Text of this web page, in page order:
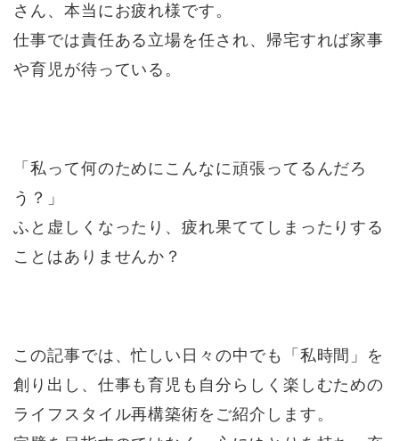
さん、本当にお疲れ様です。
仕事では責任ある立場を任され、帰宅すれば家事
や育児が待っている。
「私って何のためにこんなに頑張ってるんだろ
う？」
ふと虚しくなったり、疲れ果ててしまったりする
ことはありませんか？
この記事では、忙しい日々の中でも「私時間」を
創り出し、仕事も育児も自分らしく楽しむための
ライフスタイル再構築術をご紹介します。